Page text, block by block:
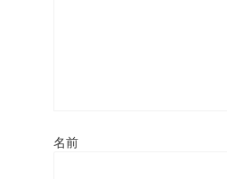
名前